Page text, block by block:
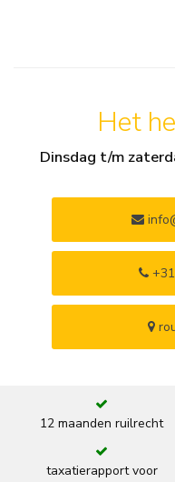
Het
Dinsdag t/m
12 maanden ruilrecht
taxatierapport voor